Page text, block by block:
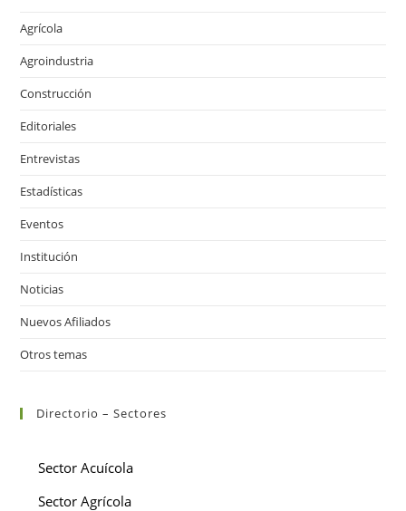
Agrícola
Agroindustria
Construcción
Editoriales
Entrevistas
Estadísticas
Eventos
Institución
Noticias
Nuevos Afiliados
Otros temas
Directorio – Sectores
Sector Acuícola
Sector Agrícola